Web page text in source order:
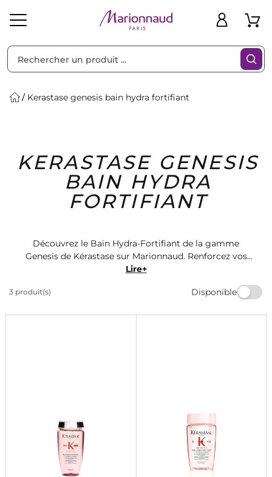
Solaire Homme Marques Idées
Cadeaux
Bons
Plans
Kerastase genesis bain hydra fortifiant
KERASTASE GENESIS
BAIN HYDRA
FORTIFIANT
Découvrez le Bain Hydra-Fortifiant de la gamme
Genesis de Kérastase sur Marionnaud. Renforcez vos
cheveux fragiles et réduisez la casse grâce à cette
protection ultime et une hydratation profonde pour
Lire+
3 produit(s) Disponible
Filtres